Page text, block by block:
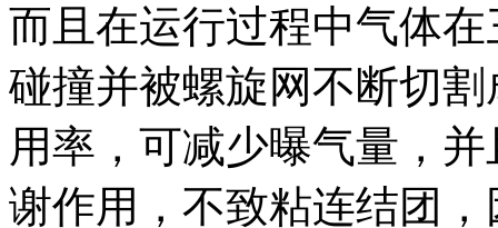
而且在运行过程中气体
碰撞并被螺旋网不断切
用率，可减少曝气量，
谢作用，不致粘连结团